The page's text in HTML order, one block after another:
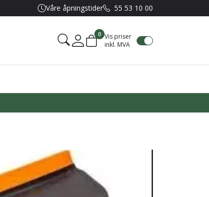
Våre åpningstider 55 53 10 00
Mine sider
0 Vis priser
inkl. MVA